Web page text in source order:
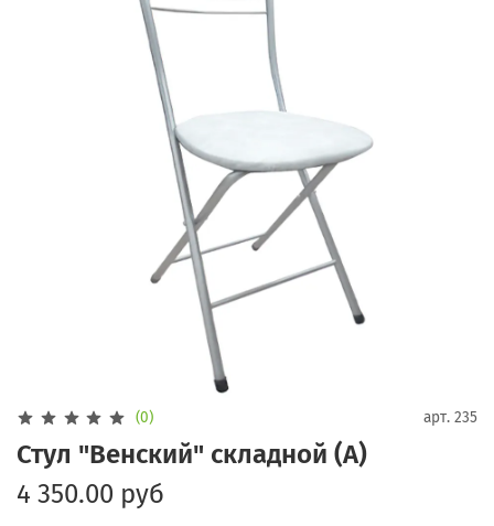
(0) арт. 235
Стул "Венский" складной (А)
4 350.00 руб